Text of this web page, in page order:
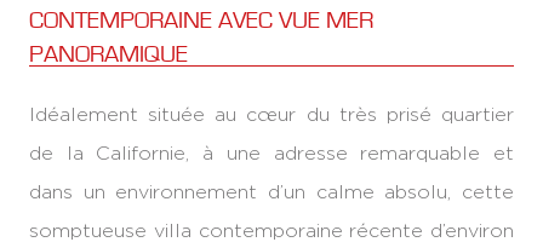
CONTEMPORAINE AVEC VUE MER
PANORAMIQUE
Idéalement située au cœur du très prisé quartier
de la Californie, à une adresse remarquable et
dans un environnement d’un calme absolu, cette
somptueuse villa contemporaine récente d’environ